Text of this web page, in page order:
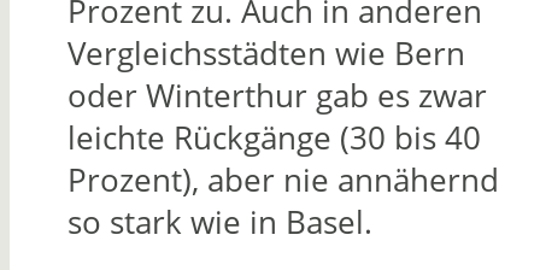
Prozent zu. Auch in anderen
Vergleichsstädten wie Bern
oder Winterthur gab es zwar
leichte Rückgänge (30 bis 40
Prozent), aber nie annähernd
so stark wie in Basel.